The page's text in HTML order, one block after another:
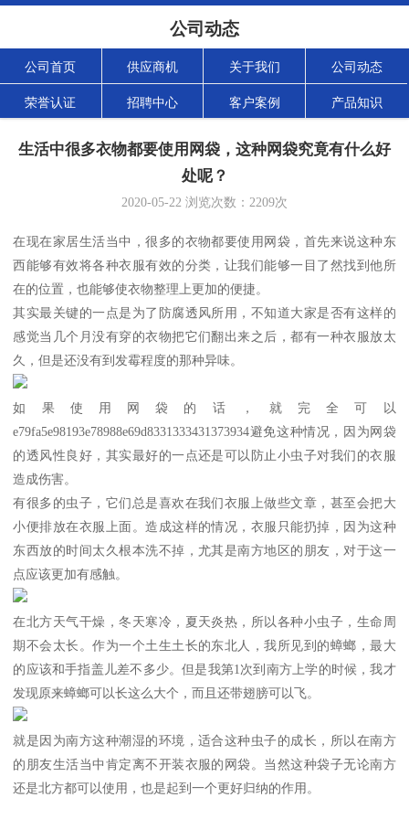
公司动态
公司首页 供应商机 关于我们 公司动态
荣誉认证 招聘中心 客户案例 产品知识
生活中很多衣物都要使用网袋，这种网袋究竟有什么好
处呢？
2020-05-22 浏览次数： 2209次
在现在家居生活当中，很多的衣物都要使用网袋，首先来说这种东
西能够有效将各种衣服有效的分类，让我们能够一目了然找到他所
在的位置，也能够使衣物整理上更加的便捷。
其实最关键的一点是为了防腐透风所用，不知道大家是否有这样的
感觉当几个月没有穿的衣物把它们翻出来之后，都有一种衣服放太
久，但是还没有到发霉程度的那种异味。
如果使用网袋的话，就完全可以
e79fa5e98193e78988e69d8331333431373934避免这种情况，因为网袋
的透风性良好，其实最好的一点还是可以防止小虫子对我们的衣服
造成伤害。
有很多的虫子，它们总是喜欢在我们衣服上做些文章，甚至会把大
小便排放在衣服上面。造成这样的情况，衣服只能扔掉，因为这种
东西放的时间太久根本洗不掉，尤其是南方地区的朋友，对于这一
点应该更加有感触。
在北方天气干燥，冬天寒冷，夏天炎热，所以各种小虫子，生命周
期不会太长。作为一个土生土长的东北人，我所见到的蟑螂，最大
的应该和手指盖儿差不多少。但是我第1次到南方上学的时候，我才
发现原来蟑螂可以长这么大个，而且还带翅膀可以飞。
就是因为南方这种潮湿的环境，适合这种虫子的成长，所以在南方
的朋友生活当中肯定离不开装衣服的网袋。当然这种袋子无论南方
还是北方都可以使用，也是起到一个更好归纳的作用。